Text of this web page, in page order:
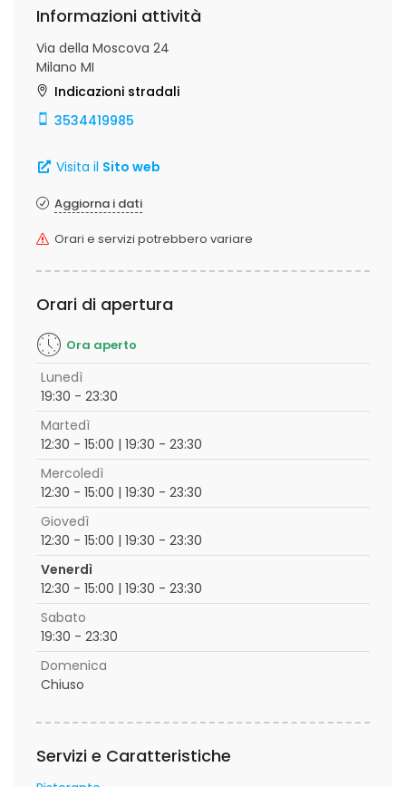
Informazioni attività
Via della Moscova 24
Milano MI
Indicazioni stradali
3534419985
Visita il Sito web
Aggiorna i dati
Orari e servizi potrebbero variare
Orari di apertura
Ora aperto
Lunedì
19:30 - 23:30
Martedì
12:30 - 15:00 | 19:30 - 23:30
Mercoledì
12:30 - 15:00 | 19:30 - 23:30
Giovedì
12:30 - 15:00 | 19:30 - 23:30
Venerdì
12:30 - 15:00 | 19:30 - 23:30
Sabato
19:30 - 23:30
Domenica
Chiuso
Servizi e Caratteristiche